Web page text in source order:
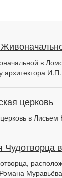
в
архитектора
церковь
в
Чудотворца